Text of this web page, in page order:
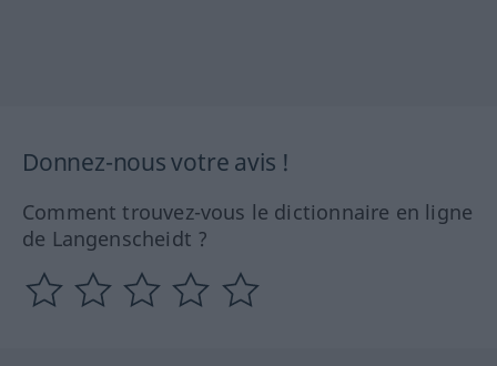
Donnez-nous votre avis !
Comment trouvez-vous le dictionnaire en ligne
de Langenscheidt ?